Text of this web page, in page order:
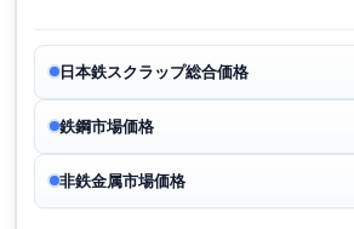
日本鉄スクラップ総合価格
鉄鋼市場価格
非鉄金属市場価格